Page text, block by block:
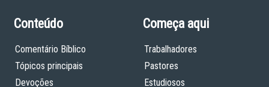
Conteúdo
Comentário Bíblico
Tópicos principais
Devoções
Começa aqui
Trabalhadores
Pastores
Estudiosos